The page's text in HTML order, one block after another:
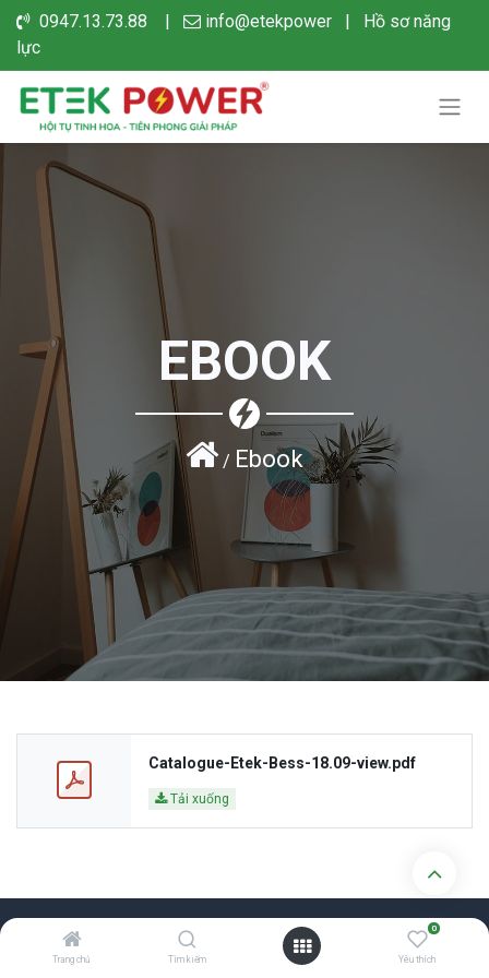
Trang chủ Tìm kiếm
0
Yêu thích
0947.13.73.88 | info@etekpower |
Hồ sơ năng
lực
EBOOK
/ Ebook
Catalogue-Etek-Bess-18.09-view.pdf
Tải xuống